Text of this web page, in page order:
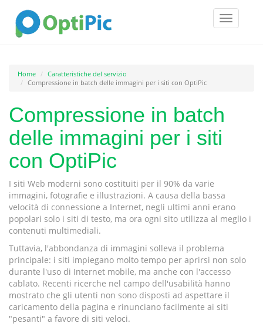
Toggle
Home
Caratteristiche del servizio
Compressione in batch delle immagini per i siti con OptiPic
Compressione in batch
delle immagini per i siti
con OptiPic
I siti Web moderni sono costituiti per il 90% da varie
immagini, fotografie e illustrazioni. A causa della bassa
velocità di connessione a Internet, negli ultimi anni erano
popolari solo i siti di testo, ma ora ogni sito utilizza al meglio i
contenuti multimediali.
Tuttavia, l'abbondanza di immagini solleva il problema
principale: i siti impiegano molto tempo per aprirsi non solo
durante l'uso di Internet mobile, ma anche con l'accesso
cablato. Recenti ricerche nel campo dell'usabilità hanno
mostrato che gli utenti non sono disposti ad aspettare il
caricamento della pagina e rinunciano facilmente ai siti
"pesanti" a favore di siti veloci.